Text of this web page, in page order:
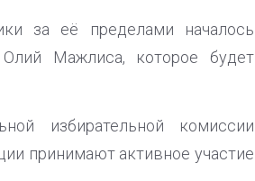
за её пределами началось
Мажлиса, которое будет
избирательной комиссии
принимают активное участие